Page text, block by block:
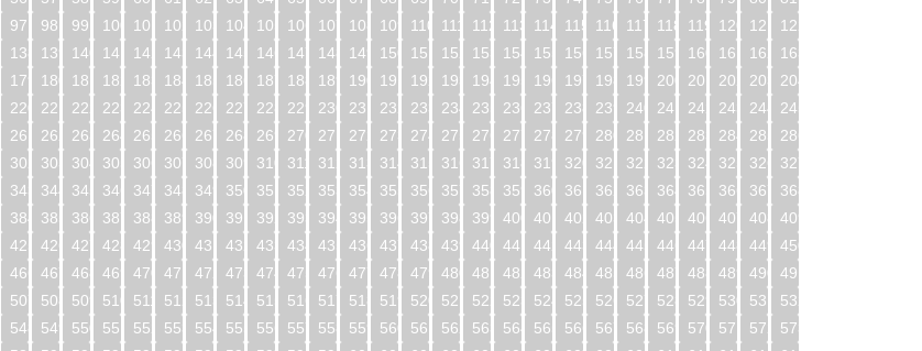
97 98 99 100 101 102 103 104 105 106 107 108 109 110 111 112 113 114 115 116 117 118 119 120 121
122
138 139 140 141 142 143 144 145 146 147 148 149 150 151 152 153 154 155 156 157 158 159 160 161 162
163
179 180 181 182 183 184 185 186 187 188 189 190 191 192 193 194 195 196 197 198 199 200 201 202 203
204
220 221 222 223 224 225 226 227 228 229 230 231 232 233 234 235 236 237 238 239 240 241 242 243 244
245
261 262 263 264 265 266 267 268 269 270 271 272 273 274 275 276 277 278 279 280 281 282 283 284 285
286
302 303 304 305 306 307 308 309 310 311 312 313 314 315 316 317 318 319 320 321 322 323 324 325 326
327
343 344 345 346 347 348 349 350 351 352 353 354 355 356 357 358 359 360 361 362 363 364 365 366 367
368
384 385 386 387 388 389 390 391 392 393 394 395 396 397 398 399 400 401 402 403 404 405 406 407 408
409
425 426 427 428 429 430 431 432 433 434 435 436 437 438 439 440 441 442 443 444 445 446 447 448 449
450
466 467 468 469 470 471 472 473 474 475 476 477 478 479 480 481 482 483 484 485 486 487 488 489 490
491
507 508 509 510 511 512 513 514 515 516 517 518 519 520 521 522 523 524 525 526 527 528 529 530 531
532
548 549 550 551 552 553 554 555 556 557 558 559 560 561 562 563 564 565 566 567 568 569 570 571 572
573